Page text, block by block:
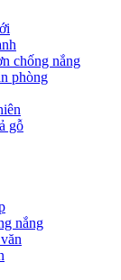
chống nắng
phòng
gỗ
nắng